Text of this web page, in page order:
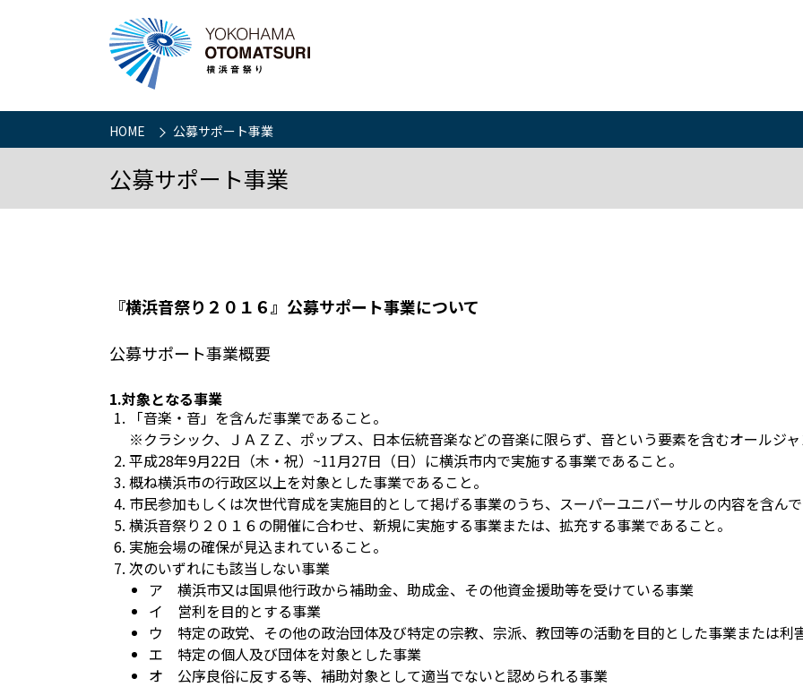
HOME 公募サポート事業
公募サポート事業
『横浜音祭り２０１６』公募サポート事業について
公募サポート事業概要
1.対象となる事業
「音楽・音」を含んだ事業であること。
※クラシック、ＪＡＺＺ、ポップス、日本伝統音楽などの音楽に限らず、音という要素を含むオールジ
平成28年9月22日（木・祝）~11月27日（日）に横浜市内で実施する事業であること。
概ね横浜市の行政区以上を対象とした事業であること。
市民参加もしくは次世代育成を実施目的として掲げる事業のうち、スーパーユニバーサルの内容を含ん
横浜音祭り２０１６の開催に合わせ、新規に実施する事業または、拡充する事業であること。
実施会場の確保が見込まれていること。
次のいずれにも該当しない事業
ア 横浜市又は国県他行政から補助金、助成金、その他資金援助等を受けている事業
イ 営利を目的とする事業
ウ 特定の政党、その他の政治団体及び特定の宗教、宗派、教団等の活動を目的とした事業または利
エ 特定の個人及び団体を対象とした事業
オ 公序良俗に反する等、補助対象として適当でないと認められる事業